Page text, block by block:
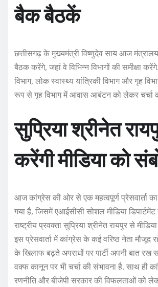
बैक बैठकें
छत्तीसगढ़ के मुख्यमंत्री विष्णुदेव साय आज
बैठक करेंगे, जहां वे विभिन्न विभागों की समीक्षा
विभाग, लोक स्वास्थ्य यांत्रिकी विभाग और गृह
रूप से गृह विभाग में आवास आबंटन को लेकर चर्चा
सुप्रिया श्रीनेत
करेंगी मीडिया को
आज कांग्रेस की ओर से एक महत्वपूर्ण प्रेसवार्ता
गया है, जिसमें एआईसीसी सोशल मीडिया
राष्ट्रीय प्रवक्ता सुप्रिया श्रीनेत रायपुर से
इस प्रेसवार्ता में कांग्रेस के कई वरिष्ठ नेता मौजूद
के खिलाफ बढ़ते अपराधों पर पार्टी अपनी बात रख
वक्फ कानून पर भी चर्चा की संभावना है. साथ ही
रणनीति और बीजेपी सरकार की विफलताओं को